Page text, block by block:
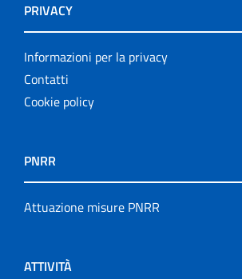
PRIVACY
Informazioni per la privacy
Contatti
Cookie policy
PNRR
Attuazione misure PNRR
ATTIVITÀ